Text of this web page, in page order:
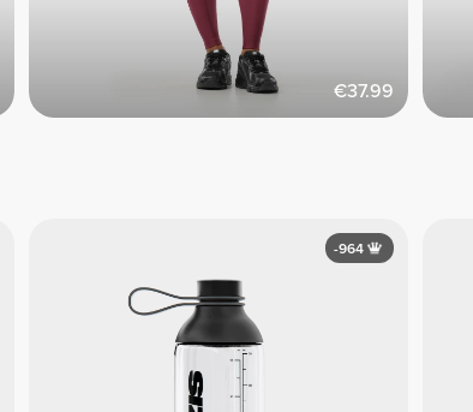
€37.99
-964